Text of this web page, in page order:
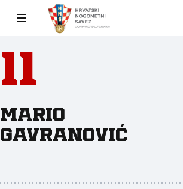
11
Mario
Gavranović